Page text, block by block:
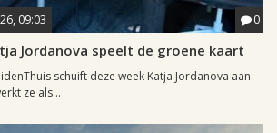
09:03 0
Jordanova speelt de groene kaart
schuift deze week Katja Jordanova aan.
ze als...